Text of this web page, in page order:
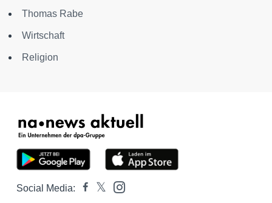
Thomas Rabe
Wirtschaft
Religion
Social Media: